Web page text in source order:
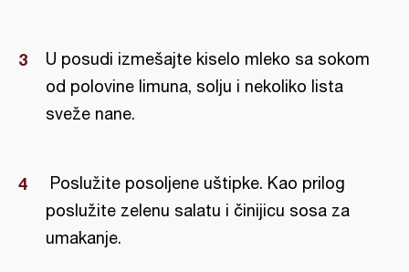
U posudi izmešajte kiselo mleko sa sokom
od polovine limuna, solju i nekoliko lista
sveže nane.
Poslužite posoljene uštipke. Kao prilog
poslužite zelenu salatu i činijicu sosa za
umakanje.